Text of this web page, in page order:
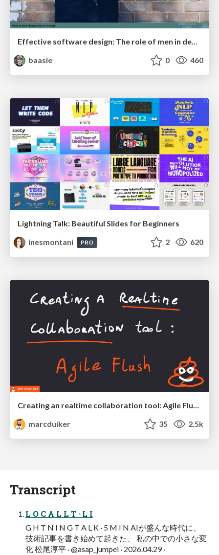
baasie
0 460
Lightning Talk: Beautiful Slides for Beginners
inesmontani
PRO 2 620
Creating an realtime collaboration tool: Agile Flush - .NET Oxford
marcduiker
35 2.5k
Transcript
L O C A L L T · L I
G H T N I N G T A L K · 5 M I N AIが盛んな時代に、
技術記事を書き始めて起きた、 私の中での小さな変
化 松尾淳平 · @asap_jumpei · 2026.04.29 ·